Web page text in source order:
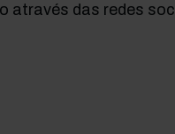
através das redes